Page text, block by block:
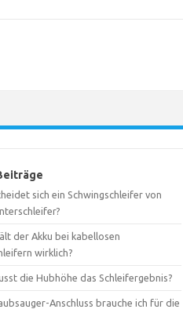
sich ein Schwingschleifer von
der Akku bei kabellosen
wirklich?
die Hubhöhe das Schleifergebnis?
Anschluss brauche ich für die